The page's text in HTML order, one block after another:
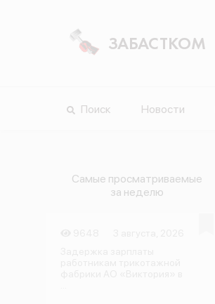
ЗАБАСТКОМ
Поиск Новости
Самые просматриваемые
за неделю